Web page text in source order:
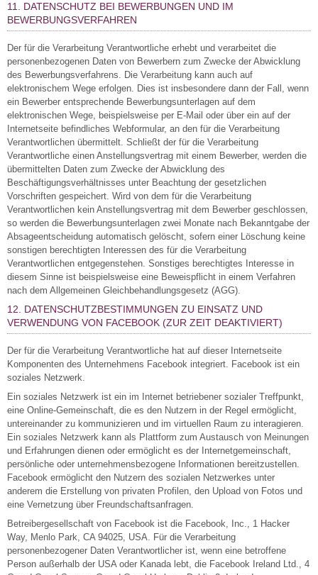
11. DATENSCHUTZ BEI BEWERBUNGEN UND IM
BEWERBUNGSVERFAHREN
Der für die Verarbeitung Verantwortliche erhebt und verarbeitet die
personenbezogenen Daten von Bewerbern zum Zwecke der Abwicklung
des Bewerbungsverfahrens. Die Verarbeitung kann auch auf
elektronischem Wege erfolgen. Dies ist insbesondere dann der Fall, wenn
ein Bewerber entsprechende Bewerbungsunterlagen auf dem
elektronischen Wege, beispielsweise per E-Mail oder über ein auf der
Internetseite befindliches Webformular, an den für die Verarbeitung
Verantwortlichen übermittelt. Schließt der für die Verarbeitung
Verantwortliche einen Anstellungsvertrag mit einem Bewerber, werden die
übermittelten Daten zum Zwecke der Abwicklung des
Beschäftigungsverhältnisses unter Beachtung der gesetzlichen
Vorschriften gespeichert. Wird von dem für die Verarbeitung
Verantwortlichen kein Anstellungsvertrag mit dem Bewerber geschlossen,
so werden die Bewerbungsunterlagen zwei Monate nach Bekanntgabe der
Absageentscheidung automatisch gelöscht, sofern einer Löschung keine
sonstigen berechtigten Interessen des für die Verarbeitung
Verantwortlichen entgegenstehen. Sonstiges berechtigtes Interesse in
diesem Sinne ist beispielsweise eine Beweispflicht in einem Verfahren
nach dem Allgemeinen Gleichbehandlungsgesetz (AGG).
12. DATENSCHUTZBESTIMMUNGEN ZU EINSATZ UND
VERWENDUNG VON FACEBOOK (ZUR ZEIT DEAKTIVIERT)
Der für die Verarbeitung Verantwortliche hat auf dieser Internetseite
Komponenten des Unternehmens Facebook integriert. Facebook ist ein
soziales Netzwerk.
Ein soziales Netzwerk ist ein im Internet betriebener sozialer Treffpunkt,
eine Online-Gemeinschaft, die es den Nutzern in der Regel ermöglicht,
untereinander zu kommunizieren und im virtuellen Raum zu interagieren.
Ein soziales Netzwerk kann als Plattform zum Austausch von Meinungen
und Erfahrungen dienen oder ermöglicht es der Internetgemeinschaft,
persönliche oder unternehmensbezogene Informationen bereitzustellen.
Facebook ermöglicht den Nutzern des sozialen Netzwerkes unter
anderem die Erstellung von privaten Profilen, den Upload von Fotos und
eine Vernetzung über Freundschaftsanfragen.
Betreibergesellschaft von Facebook ist die Facebook, Inc., 1 Hacker
Way, Menlo Park, CA 94025, USA. Für die Verarbeitung
personenbezogener Daten Verantwortlicher ist, wenn eine betroffene
Person außerhalb der USA oder Kanada lebt, die Facebook Ireland Ltd., 4